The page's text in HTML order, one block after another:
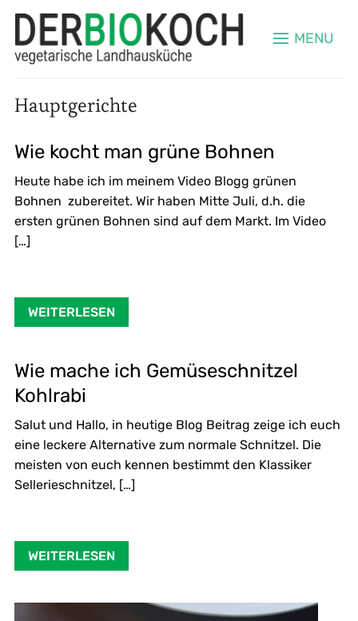
MENU
Hauptgerichte
Wie kocht man grüne Bohnen
Heute habe ich im meinem Video Blogg grünen
Bohnen zubereitet. Wir haben Mitte Juli, d.h. die
ersten grünen Bohnen sind auf dem Markt. Im Video
[…]
WEITERLESEN
Wie mache ich Gemüseschnitzel
Kohlrabi
Salut und Hallo, in heutige Blog Beitrag zeige ich euch
eine leckere Alternative zum normale Schnitzel. Die
meisten von euch kennen bestimmt den Klassiker
Sellerieschnitzel, […]
WEITERLESEN